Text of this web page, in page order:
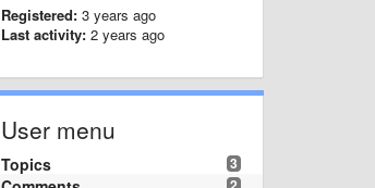
Registered: 3 years ago
Last activity: 2 years ago
User menu
3
Topics